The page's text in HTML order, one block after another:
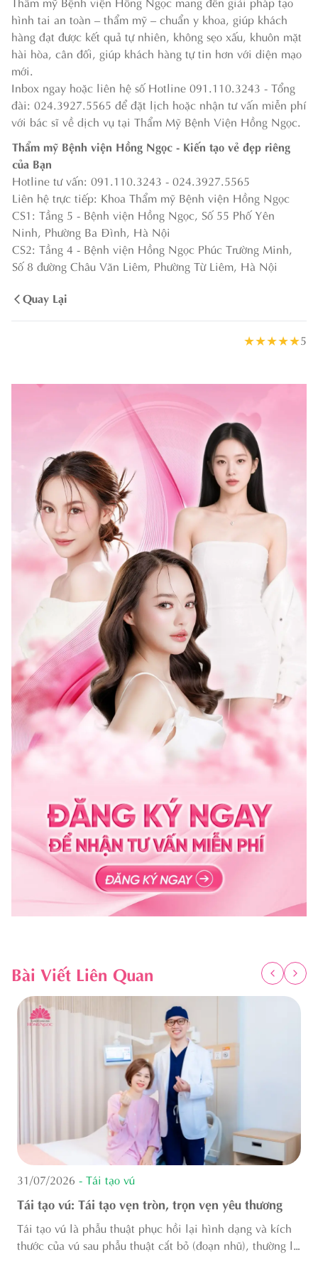
hình tai an toàn – thẩm mỹ – chuẩn y khoa, giúp khách
hàng đạt được kết quả tự nhiên, không sẹo xấu, khuôn mặt
hài hòa, cân đối, giúp khách hàng tự tin hơn với diện mạo
mới.
Inbox ngay hoặc liên hệ số Hotline 091.110.3243 - Tổng
đài: 024.3927.5565 để đặt lịch hoặc nhận tư vấn miễn phí
với bác sĩ về dịch vụ tại Thẩm Mỹ Bệnh Viện Hồng Ngọc.
Thẩm mỹ Bệnh viện Hồng Ngọc - Kiến tạo vẻ đẹp riêng
của Bạn
Hotline tư vấn: 091.110.3243 - 024.3927.5565
Liên hệ trực tiếp: Khoa Thẩm mỹ Bệnh viện Hồng Ngọc
CS1: Tầng 5 - Bệnh viện Hồng Ngọc, Số 55 Phố Yên
Ninh, Phường Ba Đình, Hà Nội
CS2: Tầng 4 - Bệnh viện Hồng Ngọc Phúc Trường Minh,
Số 8 đường Châu Văn Liêm, Phường Từ Liêm, Hà Nội
Quay Lại
★★★★★5
Bài Viết Liên Quan
31/07/2026 - Tái tạo vú
Tái tạo vú: Tái tạo vẹn tròn, trọn vẹn yêu thương
Tái tạo vú là phẫu thuật phục hồi lại hình dạng và kích
thước của vú sau phẫu thuật cắt bỏ (đoạn nhũ), thường là